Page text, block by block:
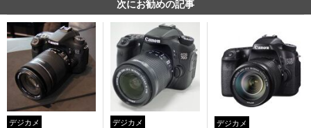
次にお勧めの記事
デジカメ デジカメ デジカメ